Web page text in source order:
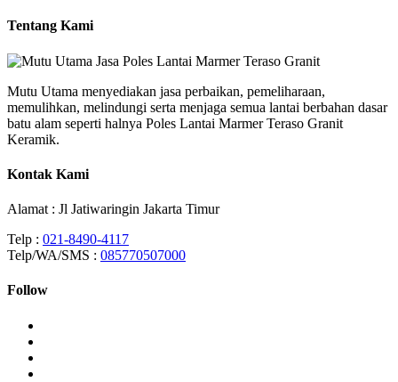
Tentang Kami
Mutu Utama menyediakan jasa perbaikan, pemeliharaan,
memulihkan, melindungi serta menjaga semua lantai berbahan dasar
batu alam seperti halnya Poles Lantai Marmer Teraso Granit
Keramik.
Kontak Kami
Alamat : Jl Jatiwaringin Jakarta Timur
Telp : 021-8490-4117
Telp/WA/SMS : 085770507000
Follow